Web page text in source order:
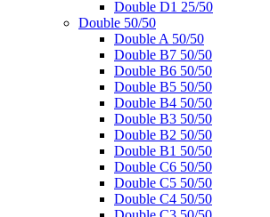
Double D1 25/50
Double 50/50
Double A 50/50
Double B7 50/50
Double B6 50/50
Double B5 50/50
Double B4 50/50
Double B3 50/50
Double B2 50/50
Double B1 50/50
Double C6 50/50
Double C5 50/50
Double C4 50/50